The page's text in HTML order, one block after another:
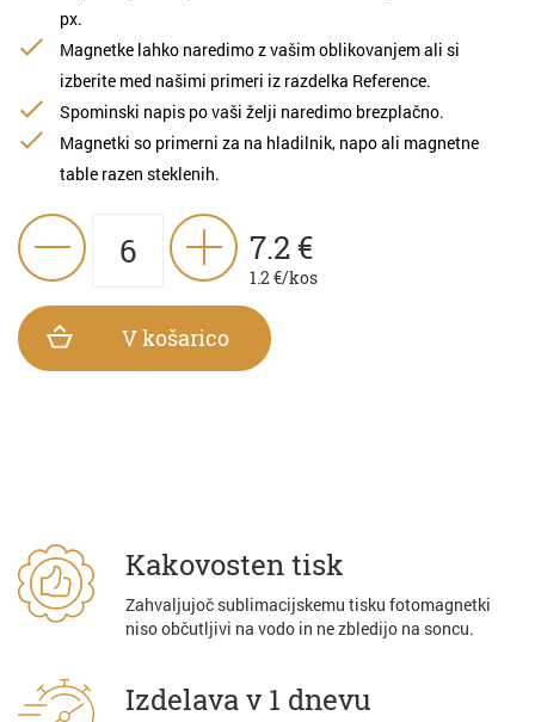
px.
Magnetke lahko naredimo z vašim oblikovanjem ali si
izberite med našimi primeri iz razdelka Reference.
Spominski napis po vaši želji naredimo brezplačno.
Magnetki so primerni za na hladilnik, napo ali magnetne
table razen steklenih.
7.2 €
1.2 €/kos
V košarico
Kakovosten tisk
Zahvaljujoč sublimacijskemu tisku fotomagnetki
niso občutljivi na vodo in ne zbledijo na soncu.
Izdelava v 1 dnevu